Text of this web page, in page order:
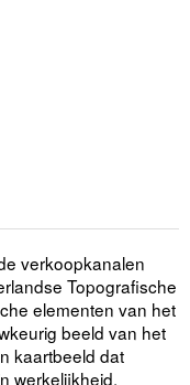
verkoopkanalen
Topografische
elementen van het
beeld van het
kaartbeeld dat
werkelijkheid.